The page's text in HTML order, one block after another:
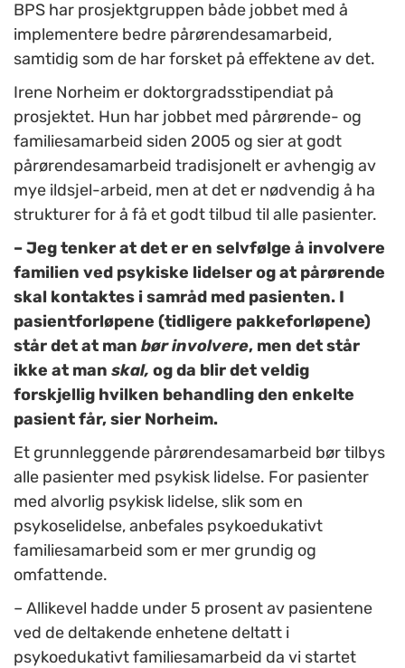
BPS har prosjektgruppen både jobbet med å
implementere bedre pårørendesamarbeid,
samtidig som de har forsket på effektene av det.
Irene Norheim er doktorgradsstipendiat på
prosjektet. Hun har jobbet med pårørende- og
familiesamarbeid siden 2005 og sier at godt
pårørendesamarbeid tradisjonelt er avhengig av
mye ildsjel-arbeid, men at det er nødvendig å ha
strukturer for å få et godt tilbud til alle pasienter.
– Jeg tenker at det er en selvfølge å involvere
familien ved psykiske lidelser og at pårørende
skal kontaktes i samråd med pasienten. I
pasientforløpene (tidligere pakkeforløpene)
står det at man bør involvere, men det står
ikke at man skal, og da blir det veldig
forskjellig hvilken behandling den enkelte
pasient får, sier Norheim.
Et grunnleggende pårørendesamarbeid bør tilbys
alle pasienter med psykisk lidelse. For pasienter
med alvorlig psykisk lidelse, slik som en
psykoselidelse, anbefales psykoedukativt
familiesamarbeid som er mer grundig og
omfattende.
– Allikevel hadde under 5 prosent av pasientene
ved de deltakende enhetene deltatt i
psykoedukativt familiesamarbeid da vi startet